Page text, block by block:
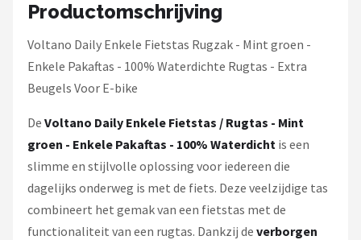
Productomschrijving
Voltano Daily Enkele Fietstas Rugzak - Mint groen -
Enkele Pakaftas - 100% Waterdichte Rugtas - Extra
Beugels Voor E-bike
De Voltano Daily Enkele Fietstas / Rugtas - Mint
groen - Enkele Pakaftas - 100% Waterdicht is een
slimme en stijlvolle oplossing voor iedereen die
dagelijks onderweg is met de fiets. Deze veelzijdige tas
combineert het gemak van een fietstas met de
functionaliteit van een rugtas. Dankzij de verborgen